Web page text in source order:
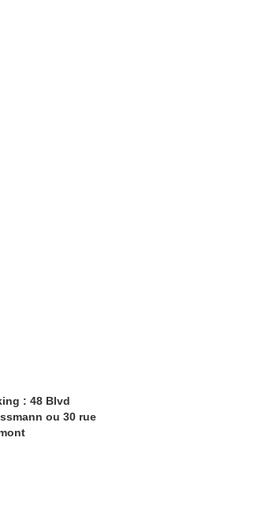
: 48 Blvd
ou 30 rue